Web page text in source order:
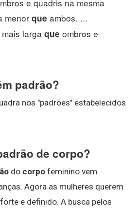
e quadris na mesma
menor que ambos. ...
larga que ombros e
padrão?
nos "padrões" estabelecidos
de corpo?
do corpo feminino vem
Agora as mulheres querem
e definido. A busca pelos